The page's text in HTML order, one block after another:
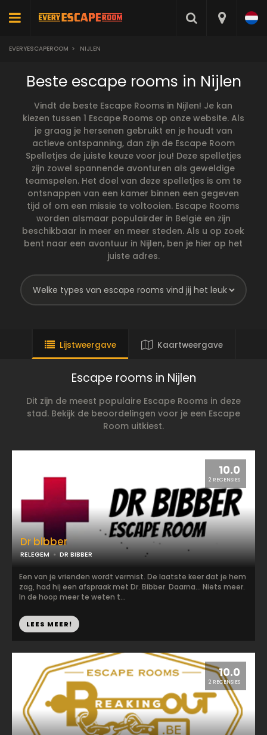
EVERYESCAPEROOM > NIJLEN
Beste escape rooms in Nijlen
Vindt de beste Escape Rooms in Nijlen! Je kan
kiezen tussen 1 Escape Rooms op onze website. Als
je graag je hersenen gebruikt en je houdt van
actieve ontspanning, dan zijn de Escape Room
Spelletjes de juiste keuze voor jou! Deze spelletjes
zijn zowel spannende avonturen als geweldige
teamspelen. Het doel van deze spelletjes is om te
ontsnappen van een kamer binnen een gegeven
tijd of om een missie te voltooien. Escape Rooms
worden alsmaar populairder in België en zijn
beschikbaar in meer en meer steden. Als u op zoek
bent naar een avontuur in Nijlen, ben je hier op het
juiste adres.
Lijstweergave Kaartweergave
Escape rooms in Nijlen
Dit zijn de meest populaire Escape Rooms in deze
stad. Bekijk de beoordelingen voor je een Escape
Room uitkiest.
10.0
2 RECENSIES
10.0
2 RECENSIES
Dr bibber
RELEGEM DR BIBBER
Een van je vrienden wordt vermist. De laatste keer dat je hem
zag, had hij een afspraak met Dr. Bibber. Daarna... Niets meer.
In de hoop meer te weten t...
LEES MEER!